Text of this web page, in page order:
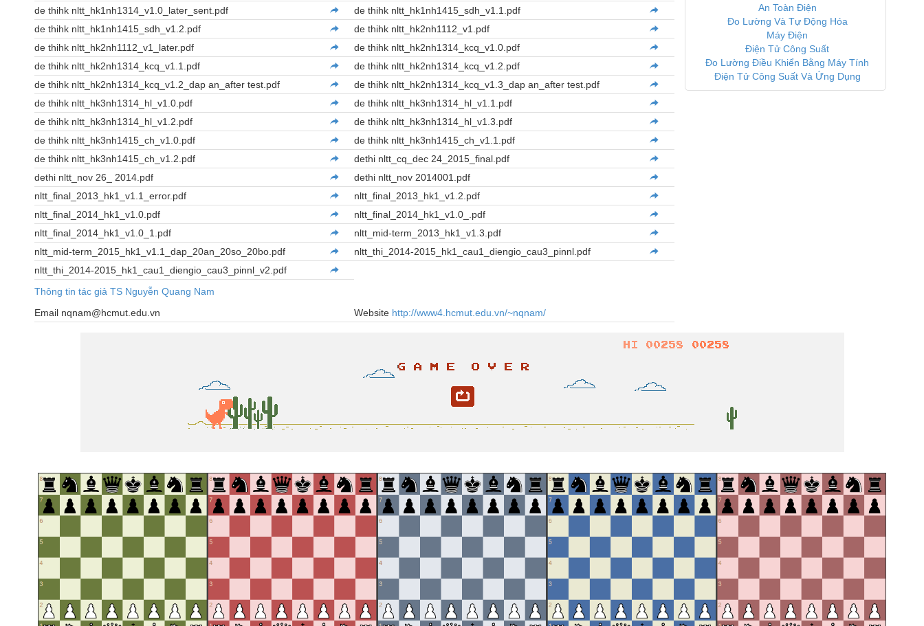
de thihk nltt_hk1nh1314_v1.0_later_sent.pdf
de thihk nltt_hk1nh1415_sdh_v1.1.pdf
de thihk nltt_hk1nh1415_sdh_v1.2.pdf
de thihk nltt_hk2nh1112_v1.pdf
de thihk nltt_hk2nh1112_v1_later.pdf
de thihk nltt_hk2nh1314_kcq_v1.0.pdf
de thihk nltt_hk2nh1314_kcq_v1.1.pdf
de thihk nltt_hk2nh1314_kcq_v1.2.pdf
de thihk nltt_hk2nh1314_kcq_v1.2_dap an_after test.pdf
de thihk nltt_hk2nh1314_kcq_v1.3_dap an_after test.pdf
de thihk nltt_hk3nh1314_hl_v1.0.pdf
de thihk nltt_hk3nh1314_hl_v1.1.pdf
de thihk nltt_hk3nh1314_hl_v1.2.pdf
de thihk nltt_hk3nh1314_hl_v1.3.pdf
de thihk nltt_hk3nh1415_ch_v1.0.pdf
de thihk nltt_hk3nh1415_ch_v1.1.pdf
de thihk nltt_hk3nh1415_ch_v1.2.pdf
dethi nltt_cq_dec 24_2015_final.pdf
dethi nltt_nov 26_ 2014.pdf
dethi nltt_nov 2014001.pdf
nltt_final_2013_hk1_v1.1_error.pdf
nltt_final_2013_hk1_v1.2.pdf
nltt_final_2014_hk1_v1.0.pdf
nltt_final_2014_hk1_v1.0_.pdf
nltt_final_2014_hk1_v1.0_1.pdf
nltt_mid-term_2013_hk1_v1.3.pdf
nltt_mid-term_2015_hk1_v1.1_dap_20an_20so_20bo.pdf
nltt_thi_2014-2015_hk1_cau1_diengio_cau3_pinnl.pdf
nltt_thi_2014-2015_hk1_cau1_diengio_cau3_pinnl_v2.pdf
Thông tin tác giả TS Nguyễn Quang Nam
Email nqnam@hcmut.edu.vn
Website http://www4.hcmut.edu.vn/~nqnam/
An Toàn Điện
Đo Lường Và Tự Động Hóa
Máy Điện
Điện Tử Công Suất
Đo Lường Điều Khiển Bằng Máy Tính
Điện Tử Công Suất Và Ứng Dụng